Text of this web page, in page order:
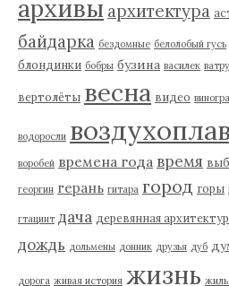
архивы архитектура
байдарка бездомные белолобый гусь
блондинки бобры бузина василек
вертолёты весна видео
водоросли
воробей времена года время
георгин герань гитара город горы
гтацинт дача деревянная
дождь дольмены донник друзья дуб
дорога живая история жизнь